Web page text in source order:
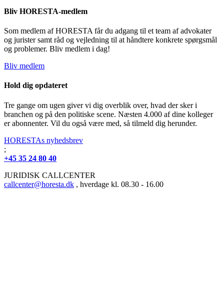
Bliv HORESTA-medlem
Som medlem af HORESTA får du adgang til et team af advokater
og jurister samt råd og vejledning til at håndtere konkrete spørgsmål
og problemer. Bliv medlem i dag!
Bliv medlem
Hold dig opdateret
Tre gange om ugen giver vi dig overblik over, hvad der sker i
branchen og på den politiske scene. Næsten 4.000 af dine kolleger
er abonnenter. Vil du også være med, så tilmeld dig herunder.
HORESTAs nyhedsbrev
;
+45 35 24 80 40
JURIDISK CALLCENTER
callcenter@horesta.dk , hverdage kl. 08.30 - 16.00